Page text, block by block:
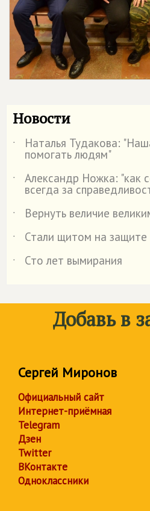
Новости
˙ Наталья Тудакова:
помогать людям"
˙
Александр Ножка: "как
всегда за
˙
Вернуть величие
˙
Стали щитом на защите
˙
Сто лет вымирания
Добавь в
Сергей Миронов
Официальный сайт
Интернет-приёмная
Telegram
Дзен
Twitter
ВКонтакте
Одноклассники